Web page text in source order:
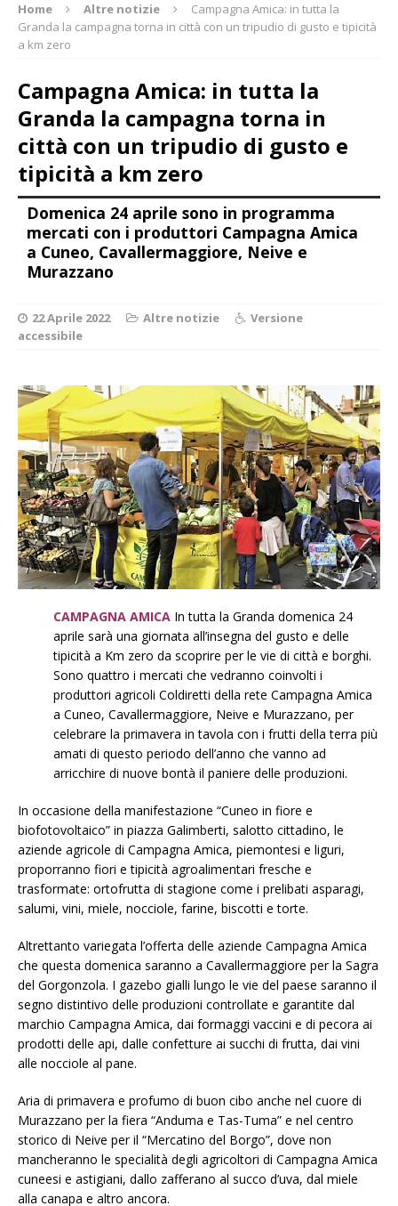
Home Altre notizie
Campagna Amica: in tutta la
Granda la campagna torna in città con un tripudio di gusto e tipicità
a km zero
Campagna Amica: in tutta la
Granda la campagna torna in
città con un tripudio di gusto e
tipicità a km zero
Domenica 24 aprile sono in programma
mercati con i produttori Campagna Amica
a Cuneo, Cavallermaggiore, Neive e
Murazzano
22 Aprile 2022 Altre notizie
Versione
accessibile
CAMPAGNA AMICA In tutta la Granda domenica 24
aprile sarà una giornata all’insegna del gusto e delle
tipicità a Km zero da scoprire per le vie di città e borghi.
Sono quattro i mercati che vedranno coinvolti i
produttori agricoli Coldiretti della rete Campagna Amica
a Cuneo, Cavallermaggiore, Neive e Murazzano, per
celebrare la primavera in tavola con i frutti della terra più
amati di questo periodo dell’anno che vanno ad
arricchire di nuove bontà il paniere delle produzioni.
In occasione della manifestazione “Cuneo in fiore e
biofotovoltaico” in piazza Galimberti, salotto cittadino, le
aziende agricole di Campagna Amica, piemontesi e liguri,
proporranno fiori e tipicità agroalimentari fresche e
trasformate: ortofrutta di stagione come i prelibati asparagi,
salumi, vini, miele, nocciole, farine, biscotti e torte.
Altrettanto variegata l’offerta delle aziende Campagna Amica
che questa domenica saranno a Cavallermaggiore per la Sagra
del Gorgonzola. I gazebo gialli lungo le vie del paese saranno il
segno distintivo delle produzioni controllate e garantite dal
marchio Campagna Amica, dai formaggi vaccini e di pecora ai
prodotti delle api, dalle confetture ai succhi di frutta, dai vini
alle nocciole al pane.
Aria di primavera e profumo di buon cibo anche nel cuore di
Murazzano per la fiera “Anduma e Tas-Tuma” e nel centro
storico di Neive per il “Mercatino del Borgo”, dove non
mancheranno le specialità degli agricoltori di Campagna Amica
cuneesi e astigiani, dallo zafferano al succo d’uva, dal miele
alla canapa e altro ancora.